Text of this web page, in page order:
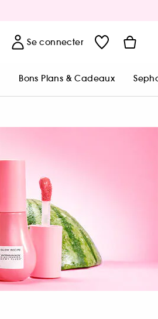
Se connecter
Bons Plans & Cadeaux